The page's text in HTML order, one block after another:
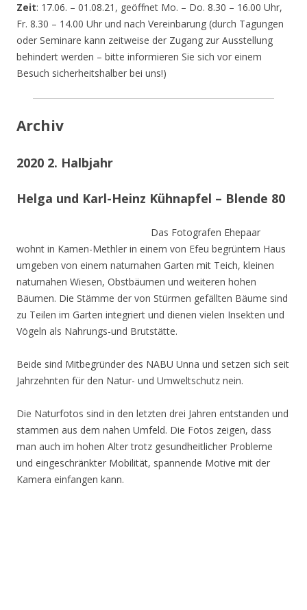
Zeit: 17.06. – 01.08.21, geöffnet Mo. – Do. 8.30 – 16.00 Uhr,
Fr. 8.30 – 14.00 Uhr und nach Vereinbarung (durch Tagungen
oder Seminare kann zeitweise der Zugang zur Ausstellung
behindert werden – bitte informieren Sie sich vor einem
Besuch sicherheitshalber bei uns!)
Archiv
2020 2. Halbjahr
Helga und Karl-Heinz Kühnapfel – Blende 80
Das Fotografen Ehepaar
wohnt in Kamen-Methler in einem von Efeu begrüntem Haus
umgeben von einem naturnahen Garten mit Teich, kleinen
naturnahen Wiesen, Obstbäumen und weiteren hohen
Bäumen. Die Stämme der von Stürmen gefällten Bäume sind
zu Teilen im Garten integriert und dienen vielen Insekten und
Vögeln als Nahrungs-und Brutstätte.
Beide sind Mitbegründer des NABU Unna und setzen sich seit
Jahrzehnten für den Natur- und Umweltschutz nein.
Die Naturfotos sind in den letzten drei Jahren entstanden und
stammen aus dem nahen Umfeld. Die Fotos zeigen, dass
man auch im hohen Alter trotz gesundheitlicher Probleme
und eingeschränkter Mobilität, spannende Motive mit der
Kamera einfangen kann.